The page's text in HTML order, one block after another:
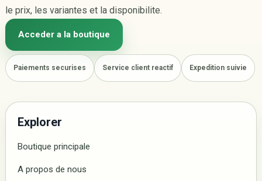
le prix, les variantes et la disponibilite.
Acceder a la boutique
Paiements securises Service client reactif Expedition suivie
Explorer
Boutique principale
A propos de nous